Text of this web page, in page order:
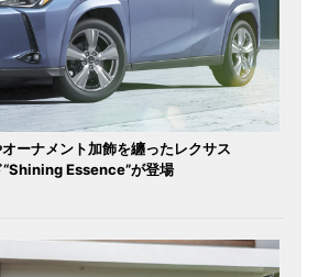
ーナメント加飾を纏ったレクサス
Essence”が登場